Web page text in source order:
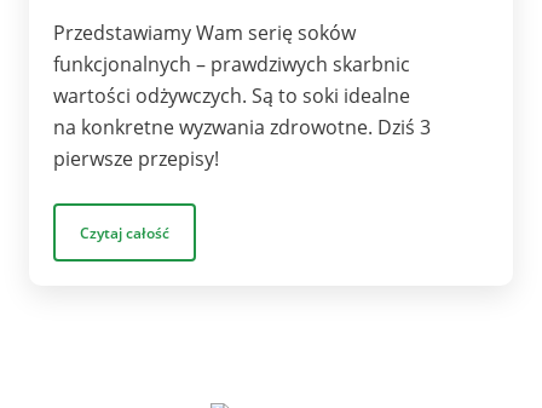
Przedstawiamy Wam serię soków
funkcjonalnych – prawdziwych skarbnic
wartości odżywczych. Są to soki idealne
na konkretne wyzwania zdrowotne. Dziś 3
pierwsze przepisy!
Czytaj całość